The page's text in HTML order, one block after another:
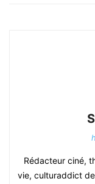
Rédacteur ciné,
vie, culturaddict